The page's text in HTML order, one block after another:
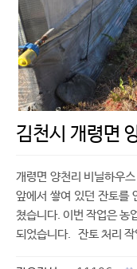
김천시 개령면
개령면 양천리 비닐하우
앞에서 쌓여 있던 잔토를
쳤습니다. 이번 작업은 농
되었습니다. 잔토 처리